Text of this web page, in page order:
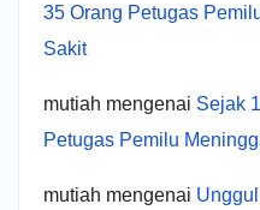
35 Orang Petugas
Sakit
mutiah mengenai Sejak
Petugas Pemilu
mutiah mengenai